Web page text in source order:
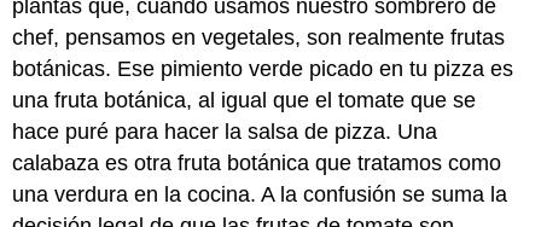
plantas que, cuando usamos nuestro sombrero de
chef, pensamos en vegetales, son realmente frutas
botánicas. Ese pimiento verde picado en tu pizza es
una fruta botánica, al igual que el tomate que se
hace puré para hacer la salsa de pizza. Una
calabaza es otra fruta botánica que tratamos como
una verdura en la cocina. A la confusión se suma la